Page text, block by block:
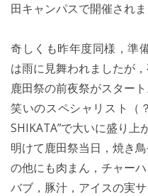
田キャンパスで開催されま
奇しくも昨年度同様，準
は雨に見舞われましたが
鹿田祭の前夜祭がスタート
笑いのスペシャリスト（
SHIKATA”で大いに盛り上
明けて鹿田祭当日，焼き
の他にも肉まん，チャー
バブ，豚汁，アイスの実